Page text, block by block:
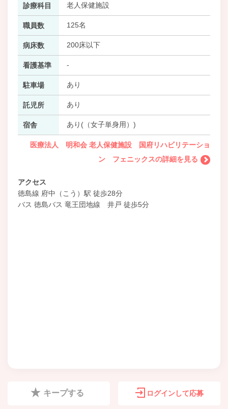
診療科目 老人保健施設
職員数 125名
病床数 200床以下
看護基準 -
駐車場 あり
託児所 あり
宿舎 あり(（女子単身用）)
医療法人 明和会 老人保健施設 国府リハビリテーショ
ン フェニックスの詳細を見る
アクセス
徳島線 府中（こう）駅 徒歩28分
バス 徳島バス 竜王団地線 井戸 徒歩5分
キープする ログインして応募